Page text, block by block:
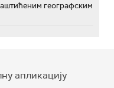
географским
апликацију